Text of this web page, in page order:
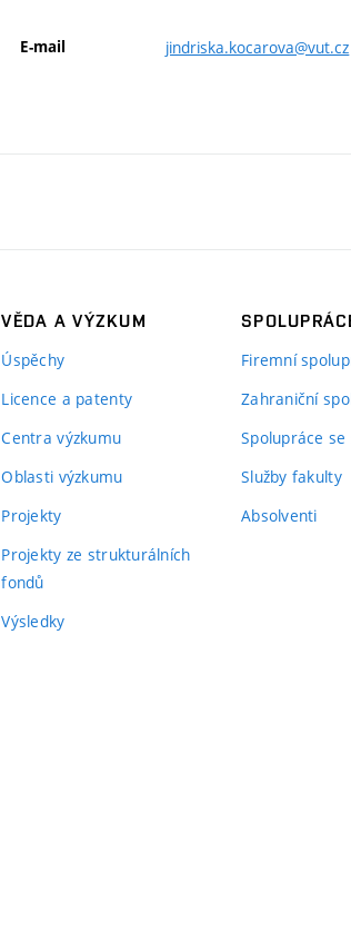
E-mail jindriska.kocarova@vut.cz
VĚDA A VÝZKUM
Úspěchy
Licence a patenty
Centra výzkumu
Oblasti výzkumu
Projekty
Projekty ze strukturálních
fondů
Výsledky
Firemní
Zahraniční
Spolupráce
Služby fakulty
Absolventi